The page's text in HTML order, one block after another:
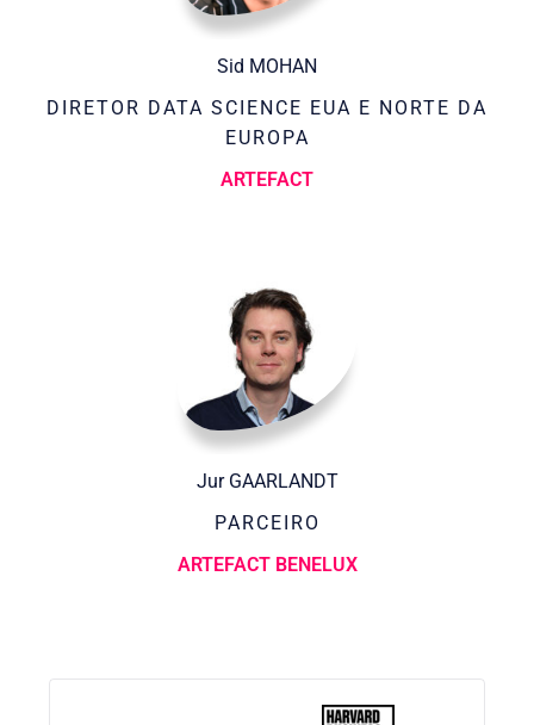
Sid MOHAN
DIRETOR DATA SCIENCE EUA E NORTE DA
EUROPA
ARTEFACT
Jur GAARLANDT
PARCEIRO
ARTEFACT BENELUX